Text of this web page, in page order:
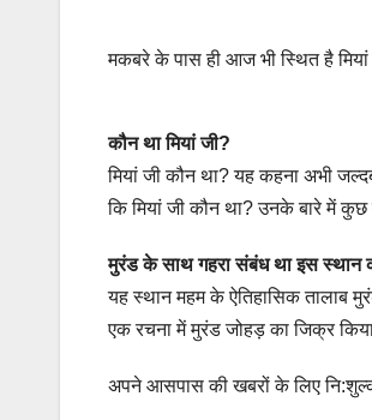
मकबरे के पास ही आज भी स्थित है मियां
कौन था मियां जी?
मियां जी कौन था? यह कहना अभी
कि मियां जी कौन था? उनके बारे में कुछ
मुरंड के साथ गहरा संबंध था इस स्थान
यह स्थान महम के ऐतिहासिक तालाब
एक रचना में मुरंड जोहड़ का जिक्र किया
अपने आसपास की खबरों के लिए